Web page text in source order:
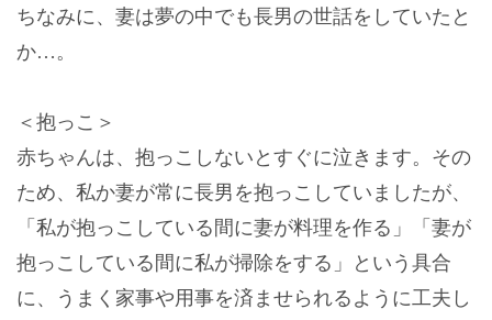
ちなみに、妻は夢の中でも長男の世話をしていたと
か…。
＜抱っこ＞
赤ちゃんは、抱っこしないとすぐに泣きます。その
ため、私か妻が常に長男を抱っこしていましたが、
「私が抱っこしている間に妻が料理を作る」「妻が
抱っこしている間に私が掃除をする」という具合
に、うまく家事や用事を済ませられるように工夫し